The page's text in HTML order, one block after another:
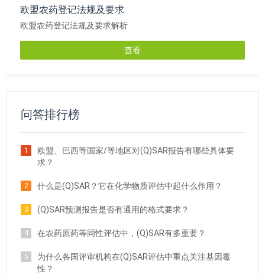
欧盟农药登记法规及要求
欧盟农药登记法规及要求解析
查看
问答排行榜
1
欧盟、巴西等国家/等地区对(Q)SAR报告有哪些具体要
求？
2 什么是(Q)SAR？它在化学物质评估中起什么作用？
3 (Q)SAR预测报告是否有通用的格式要求？
4 在农药原药等同性评估中，(Q)SAR有多重要？
5
为什么各国评审机构在(Q)SAR评估中重点关注基因毒
性？